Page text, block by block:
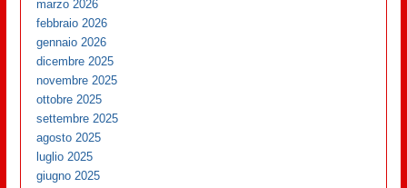
marzo 2026
febbraio 2026
gennaio 2026
dicembre 2025
novembre 2025
ottobre 2025
settembre 2025
agosto 2025
luglio 2025
giugno 2025